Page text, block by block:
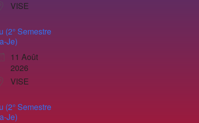
VISE
(2° Semestre
Je)
11 Août
2026
VISE
(2° Semestre
Je)